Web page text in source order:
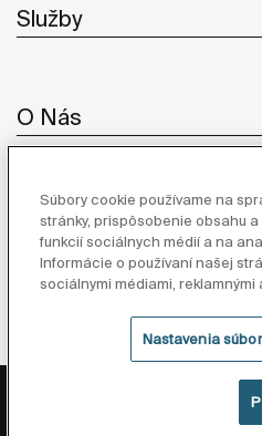
Služby
O Nás
Inšpirácia
Zásady ochrany osobných
Zásady
Súbory cookie používame na
stránky, prispôsobenie obsahu
funkcií sociálnych médií a na
Informácie o používaní našej
sociálnymi médiami, reklamnými
Nastavenia